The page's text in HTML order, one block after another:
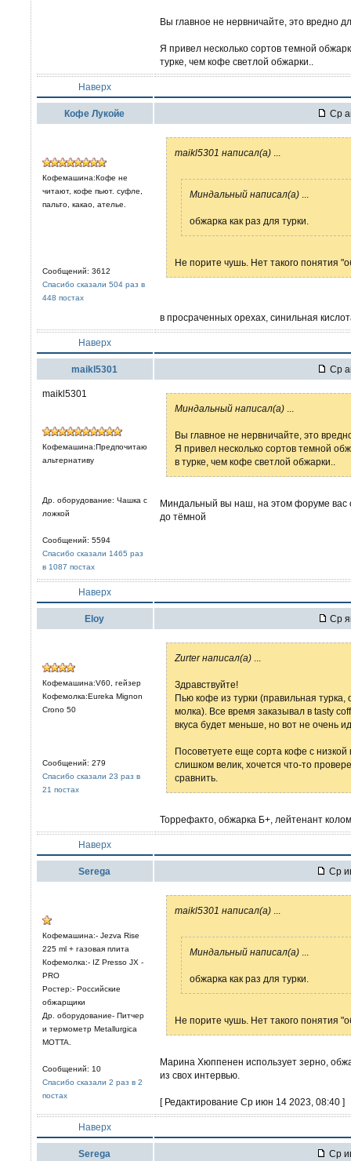
Вы главное не нервничайте, это вредно
Я привел несколько сортов темной
турке, чем кофе светлой обжарки..
Наверх
Кофе Лукойе Ср
Кофемашина:Кофе не
читают, кофе пьют. суфле,
пальто, какао, ателье.
Сообщений: 3612
Спасибо сказали 504 раз в
448 постах
maikl5301 написал(а)
Миндальный написал(а)
обжарка как раз для турки.
Не порите чушь. Нет такого понятия
в просраченных орехах, синильная
Наверх
maikl5301 Ср
maikl5301
Кофемашина:Предпочитаю
альтернативу
Др. оборудование: Чашка с
ложкой
Сообщений: 5594
Спасибо сказали 1465 раз
в 1087 постах
Миндальный написал(а)
Вы главное не нервничайте, это
Я привел несколько сортов темной
в турке, чем кофе светлой обжарки..
Миндальный вы наш, на этом форуме вас
до тёмной
Наверх
Eloy Ср
Кофемашина:V60, гейзер
Кофемолка:Eureka Mignon
Crono 50
Сообщений: 279
Спасибо сказали 23 раз в
21 постах
Zurter написал(а)
Здравствуйте!
Пью кофе из турки (правильная
молка). Все время заказывал в tasty
вкуса будет меньше, но вот не очень
Посоветуете еще сорта кофе с
слишком велик, хочется что-то
сравнить.
Торрефакто, обжарка Б+, лейтенант
Наверх
Serega Ср
Кофемашина:- Jezva Rise
225 ml + газовая плита
Кофемолка:- IZ Presso JX -
PRO
Ростер:- Российские
обжарщики
Др. оборудование- Питчер
и термометр Metallurgica
MOTTA.
Сообщений: 10
Спасибо сказали 2 раз в 2
постах
maikl5301 написал(а)
Миндальный написал(а)
обжарка как раз для турки.
Не порите чушь. Нет такого понятия
Марина Хюппенен использует зерно,
из свох интервью.
[ Редактирование Ср июн 14 2023, 08:40 ]
Наверх
Serega Ср